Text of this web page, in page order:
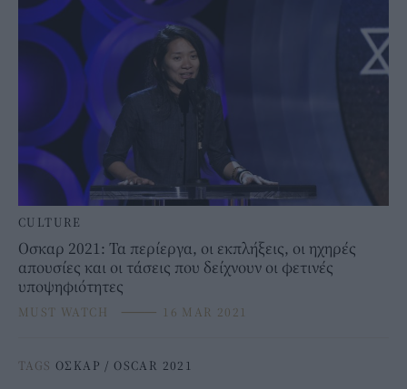
CULTURE
Oσκαρ 2021: Τα περίεργα, οι εκπλήξεις, οι ηχηρές
απουσίες και οι τάσεις που δείχνουν οι φετινές
υποψηφιότητες
MUST WATCH ⸻ 16 MAR 2021
TAGS ΟΣΚΑΡ / OSCAR 2021